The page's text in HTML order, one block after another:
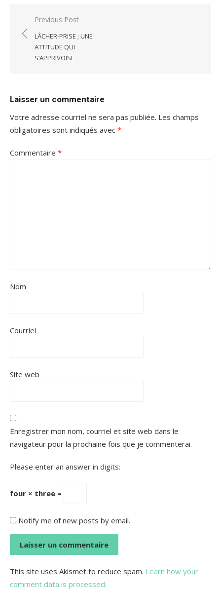
Navigation
de
l'article
Previous Post
LÂCHER-PRISE ; UNE
ATTITUDE QUI
S’APPRIVOISE
Laisser un commentaire
Votre adresse courriel ne sera pas publiée. Les champs
obligatoires sont indiqués avec *
Commentaire *
Nom
Courriel
Site web
Enregistrer mon nom, courriel et site web dans le
navigateur pour la prochaine fois que je commenterai.
Please enter an answer in digits:
four × three =
Notify me of new posts by email.
This site uses Akismet to reduce spam. Learn how your
comment data is processed.